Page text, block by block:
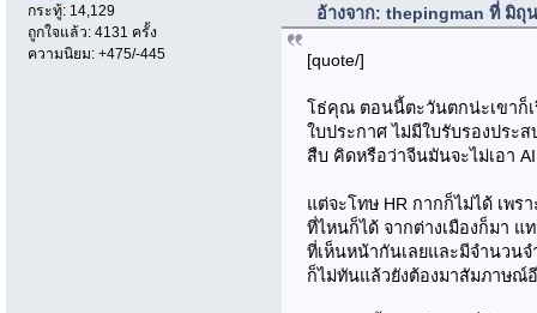
กระทู้: 14,129
ถูกใจแล้ว: 4131 ครั้ง
ความนิยม: +475/-445
อ้างจาก: thepingman ที่ มิถุ
[quote/]
โธ่คุณ ตอนนี้ตะวันตกน่ะเขาก็
ใบประกาศ ไม่มีใบรับรองประ
สืบ คิดหรือว่าจีนมันจะไม่เอา
แต่จะโทษ HR กากก็ไม่ได้ เพ
ที่ไหนก็ได้ จากต่างเมืองก็มา
ที่เห็นหน้ากันเลยและมีจำนวน
ก็ไม่ทันแล้วยังต้องมาสัมภาษณ์